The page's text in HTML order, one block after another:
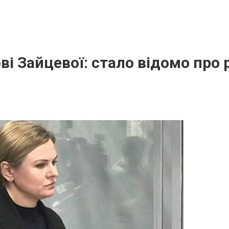
Зайцевої: стало відомо про